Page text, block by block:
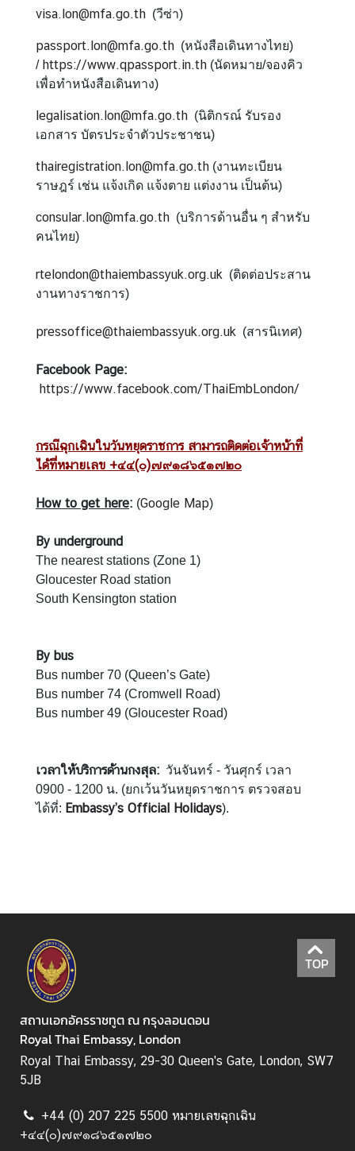
ศ
บ
ริ
ก
ร
ด้
า
น
ก
ง
สุ
ข้
มู
ล
สำ
ห
ค
น
ไ
ท
ย
ค
ว
า
ม
พั
น
ธ์
ย
-
ส
ณ
า
จั
ก
ร
ค
ว
ม
visa.lon@mfa.go.th (วีซ่า)
passport.lon@mfa.go.th (หนังสือเดินทางไทย)
/ https://www.qpassport.in.th (นัดหมาย/จองคิว
เพื่อทำหนังสือเดินทาง)
legalisation.lon@mfa.go.th (นิติกรณ์ รับรอง
เอกสาร บัตรประจำตัวประชาชน)
thairegistration.lon@mfa.go.th (งานทะเบียน
ราษฎร์ เช่น แจ้งเกิด แจ้งตาย แต่งงาน เป็นต้น)
consular.lon@mfa.go.th (บริการด้านอื่น ๆ สำหรับ
คนไทย)
rtelondon@thaiembassyuk.org.uk (ติดต่อประสาน
งานทางราชการ)
pressoffice@thaiembassyuk.org.uk (สารนิเทศ)
Facebook Page:
https://www.facebook.com/ThaiEmbLondon/
กรณีฉุกเฉินในวันหยุดราชการ สามารถติดต่อเจ้าหน้าที่
ได้ที่หมายเลข +๔๔(๐)๗๙๑๘๖๕๑๗๒๐
How to get here: (Google Map)
By underground
The nearest stations (Zone 1)
Gloucester Road station
South Kensington station
By bus
Bus number 70 (Queen’s Gate)
Bus number 74 (Cromwell Road)
Bus number 49 (Gloucester Road)
เวลาให้บริการด้านกงสุล: วันจันทร์ - วันศุกร์ เวลา
0900 - 1200 น. (ยกเว้นวันหยุดราชการ ตรวจสอบ
ได้ที่: Embassy’s Official Holidays).
TOP
สถานเอกอัครราชทูต ณ กรุงลอนดอน
Royal Thai Embassy, London
Royal Thai Embassy, 29-30 Queen's Gate, London, SW7
5JB
+44 (0) 207 225 5500 หมายเลขฉุกเฉิน
+๔๔(๐)๗๙๑๘๖๕๑๗๒๐